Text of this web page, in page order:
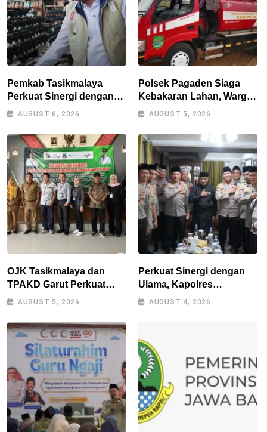
Pemkab Tasikmalaya
Perkuat Sinergi dengan
Industri Lokal, Wabup
Zeintin
AUGUST 6, 2026
Polsek Pagaden Siaga
Kebakaran Lahan, Warga
Diimbau Tak Bakar
AUGUST 5, 2026
OJK Tasikmalaya dan
TPAKD Garut Perkuat
UMKM melalui Program
Papandayan
AUGUST 5, 2026
Perkuat Sinergi dengan
Ulama, Kapolres
Tasikmalaya Safari
AUGUST 4, 2026